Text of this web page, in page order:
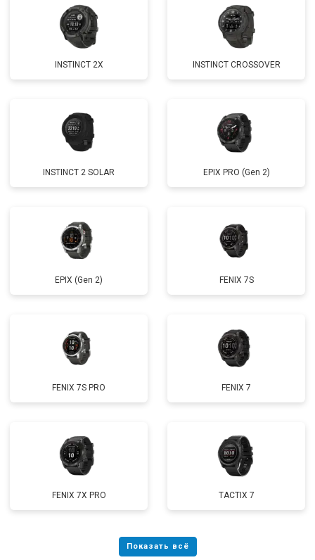
INSTINCT 2X INSTINCT CROSSOVER
INSTINCT 2 SOLAR EPIX PRO (Gen 2)
EPIX (Gen 2) FENIX 7S
FENIX 7S PRO FENIX 7
FENIX 7X PRO TACTIX 7